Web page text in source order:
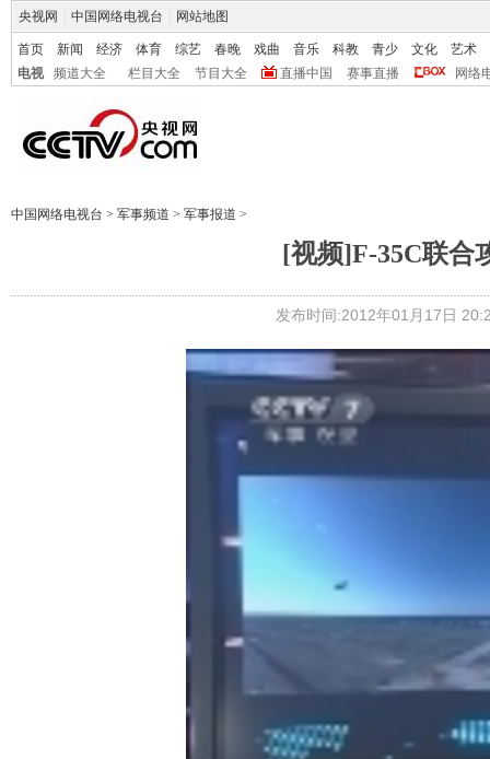
央视网 中国网络电视台 网站地图
首页 新闻 经济 体育 综艺 春晚 戏曲 音乐 科教 青少 文化
艺术
电视
频道大全 栏目大全 节目大全 直播中国 赛事直播 网络
中国网络电视台 > 军事频道 > 军事报道 >
[视频]F-35C联合
发布时间:2012年01月17日